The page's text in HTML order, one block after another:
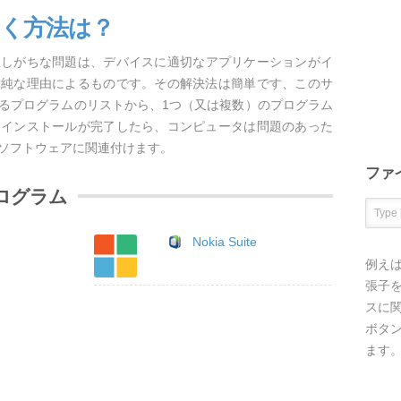
方法は？
がちな問題は、デバイスに適切なアプリケーションがイ
な理由によるものです。その解決法は簡単です、このサ
プログラムのリストから、1つ（又は複数）のプログラム
ンストールが完了したら、コンピュータは問題のあった
トウェアに関連付けます。
グラム
Nokia Suite
ファ
例え
張子
スに
ボタ
ます